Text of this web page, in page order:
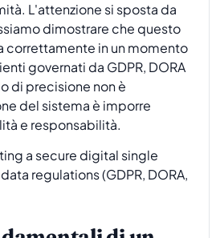
L'attenzione si sposta da
dimostrare che questo
correttamente in un momento
governati da GDPR, DORA
di precisione non è
del sistema è imporre
e responsabilità.